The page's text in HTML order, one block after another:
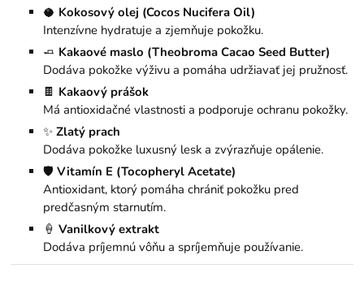
🥥 Kokosový olej (Cocos Nucifera Oil)
Intenzívne hydratuje a zjemňuje pokožku.
🧈 Kakaové maslo (Theobroma Cacao Seed Butter)
Dodáva pokožke výživu a pomáha udržiavať jej pružnosť.
🍫 Kakaový prášok
Má antioxidačné vlastnosti a podporuje ochranu pokožky.
✨Zlatý prach
Dodáva pokožke luxusný lesk a zvýrazňuje opálenie.
🛡️Vitamín E (Tocopheryl Acetate)
Antioxidant, ktorý pomáha chrániť pokožku pred
predčasným starnutím.
🍦Vanilkový extrakt
Dodáva príjemnú vôňu a spríjemňuje používanie.